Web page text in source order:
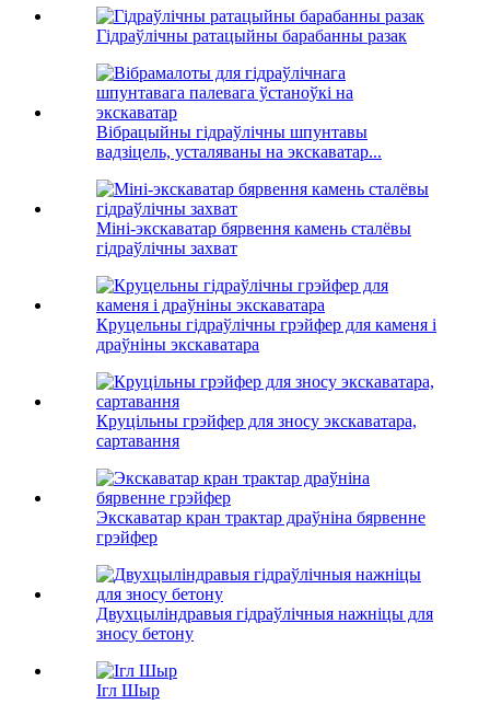
Гідраўлічны ратацыйны барабанны разак
Вібрацыйны гідраўлічны шпунтавы
вадзіцель, усталяваны на экскаватар...
Міні-экскаватар бярвення камень сталёвы
гідраўлічны захват
Круцельны гідраўлічны грэйфер для каменя і
драўніны экскаватара
Круцільны грэйфер для зносу экскаватара,
сартавання
Экскаватар кран трактар ​​драўніна бярвенне
грэйфер
Двухцыліндравыя гідраўлічныя нажніцы для
зносу бетону
Ігл Шыр